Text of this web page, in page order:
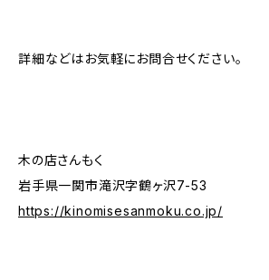
詳細などはお気軽にお問合せください。
木の店さんもく
岩手県一関市滝沢字鶴ヶ沢7-53
https://kinomisesanmoku.co.jp/